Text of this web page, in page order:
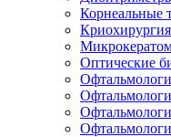
Корнеальные
Криохирургия
Оптические